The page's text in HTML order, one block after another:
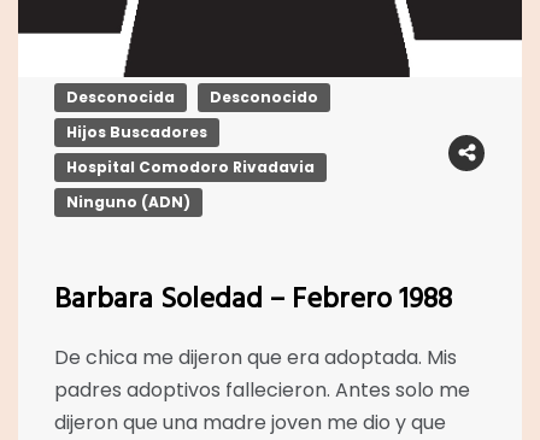
Desconocida
Desconocido
Hijos Buscadores
Hospital Comodoro Rivadavia
Ninguno (ADN)
Barbara Soledad – Febrero 1988
De chica me dijeron que era adoptada. Mis
padres adoptivos fallecieron. Antes solo me
dijeron que una madre joven me dio y que